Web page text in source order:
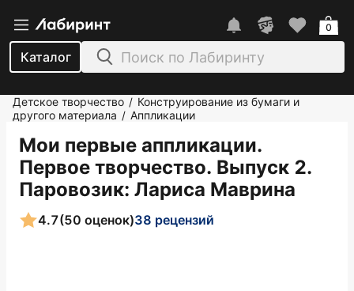
Каталог
0
Детское творчество / Конструирование из бумаги и
другого материала / Аппликации
Мои первые аппликации.
Первое творчество. Выпуск 2.
Паровозик: Лариса Маврина
4.7(50 оценок)38 рецензий